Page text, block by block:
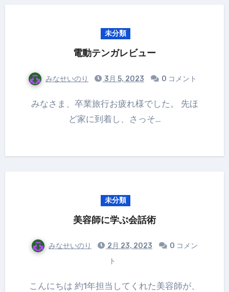
未分類
電動テンガレビュー
みなせいのり 3月 5, 2023 0 コメント
みなさま、卒業旅行お疲れ様でした。 先ほ
ど家に到着し、さっそ…
未分類
美容師に学ぶ会話術
みなせいのり 2月 23, 2023
0 コメン
ト
こんにちは 約1年担当してくれた美容師が、